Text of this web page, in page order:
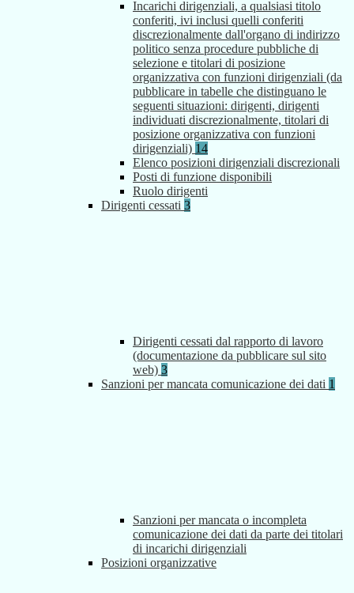
Incarichi dirigenziali, a qualsiasi titolo
conferiti, ivi inclusi quelli conferiti
discrezionalmente dall'organo di indirizzo
politico senza procedure pubbliche di
selezione e titolari di posizione
organizzativa con funzioni dirigenziali (da
pubblicare in tabelle che distinguano le
seguenti situazioni: dirigenti, dirigenti
individuati discrezionalmente, titolari di
posizione organizzativa con funzioni
dirigenziali) 14
Elenco posizioni dirigenziali discrezionali
Posti di funzione disponibili
Ruolo dirigenti
Dirigenti cessati 3
Dirigenti cessati dal rapporto di lavoro
(documentazione da pubblicare sul sito
web) 3
Sanzioni per mancata comunicazione dei dati 1
Sanzioni per mancata o incompleta
comunicazione dei dati da parte dei titolari
di incarichi dirigenziali
Posizioni organizzative